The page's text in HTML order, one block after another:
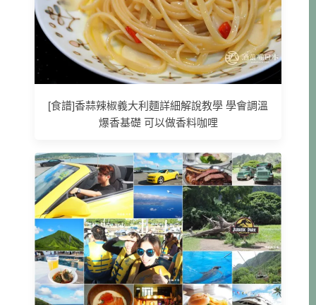
[食譜]香蒜辣椒義大利麵詳細解說教學 學會調溫
爆香基礎 可以做香料咖哩